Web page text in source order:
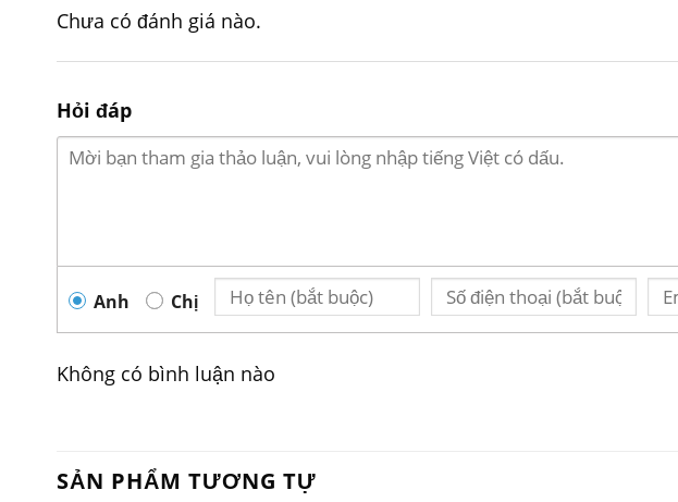
Đặc điểm sản phẩm
Chưa có đánh giá nào.
Hỏi đáp
Anh Chị
Không có bình luận nào
SẢN PHẨM TƯƠNG TỰ